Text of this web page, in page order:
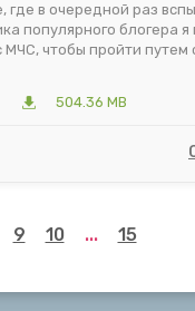
в очередной раз
популярного блогера я
чтобы пройти путем
504.36 MB
9 10 ... 15